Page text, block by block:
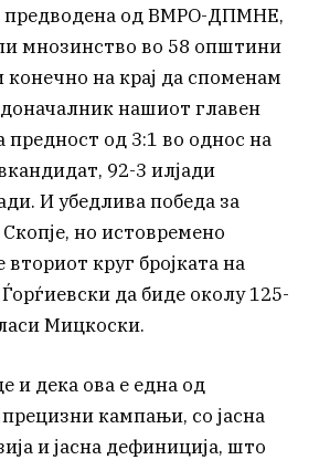
предводена од ВМРО-ДПМНЕ,
мнозинство во 58 општини
конечно на крај да споменам
нашиот главен
предност од 3:1 во однос на
92-3 илјади
И убедлива победа за
но истовремено
круг бројката на
да биде околу 125-
Мицкоски.
и дека ова е една од
кампањи, со јасна
и јасна дефиниција, што